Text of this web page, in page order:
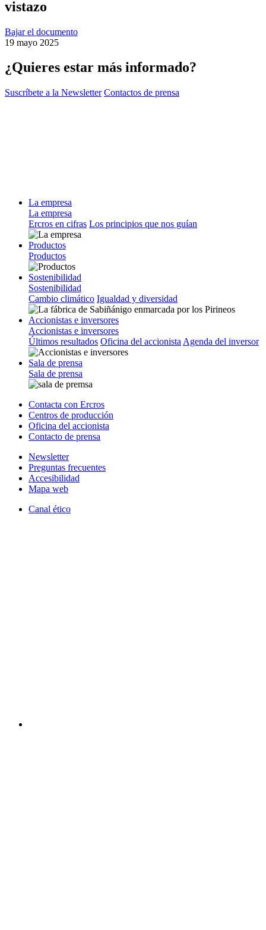
vistazo
Bajar el documento
19 mayo 2025
¿Quieres estar más informado?
Suscríbete a la Newsletter Contactos de prensa
La empresa
La empresa
Ercros en cifras Los principios que nos guían
Productos
Productos
Sostenibilidad
Sostenibilidad
Cambio climático Igualdad y diversidad
Accionistas e inversores
Accionistas e inversores
Últimos resultados Oficina del accionista Agenda del inversor
Sala de prensa
Sala de prensa
Contacta con Ercros
Centros de producción
Oficina del accionista
Contacto de prensa
Newsletter
Preguntas frecuentes
Accesibilidad
Mapa web
Canal ético